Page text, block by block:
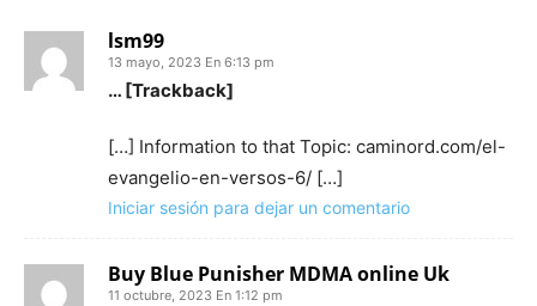
lsm99
13 mayo, 2023 En 6:13 pm
… [Trackback]
[…] Information to that Topic: caminord.com/el-
evangelio-en-versos-6/ […]
Iniciar sesión para dejar un comentario
Buy Blue Punisher MDMA online Uk
11 octubre, 2023 En 1:12 pm